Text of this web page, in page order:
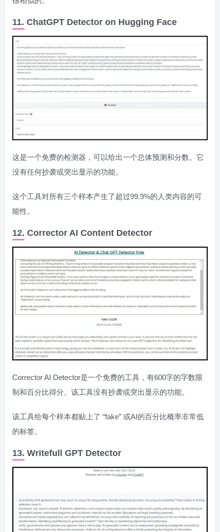
11. ChatGPT Detector on Hugging Face
这是一个免费的检测器，可以给出一个总体预测和分数。它
没有任何抄袭或突出显示的功能。
这个工具对所有三个样本产生了超过99.9%的人类内容的可
能性。
12. Corrector AI Content Detector
Corrector AI Detector是一个免费的工具，有600字的字数限
制和百分比得分。该工具没有抄袭或突出显示的功能。
该工具给每个样本都贴上了 “fake” 或AI的百分比概率非常低
的标签。
13. Writefull GPT Detector